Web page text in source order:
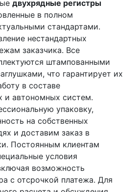
двухрядные регистры
в полном
стандартами.
нестандартных
заказчика. Все
штампованными
что гарантирует их
в составе
и автономных систем.
упаковку,
на собственных
и доставим заказ в
Постоянным клиентам
условия
возможность
с отсрочкой платежа. Для